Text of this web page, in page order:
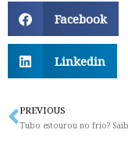
Facebook
Linkedin
Prev
PREVIOUS